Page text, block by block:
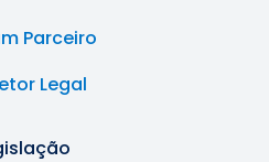
Parceiro
Legal